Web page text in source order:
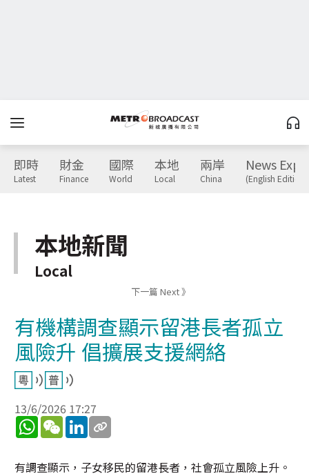
即時
Latest
財金
Finance
國際
World
本地
Local
兩岸
China
News
(English Edition)
本地新聞
Local
下一篇 Next 》
有機構調查顯示留港長者孤立
風險升 倡擴展支援網絡
13/6/2026 17:27
WhatsApp
WeChatLinkedIn
有調查顯示，子女移民的留港長者，社會孤立風險上升。